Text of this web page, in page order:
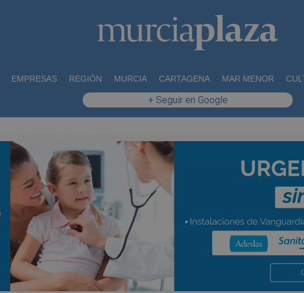
EMPRESAS REGIÓN MURCIA CARTAGENA MAR MENOR
+ Seguir en Google